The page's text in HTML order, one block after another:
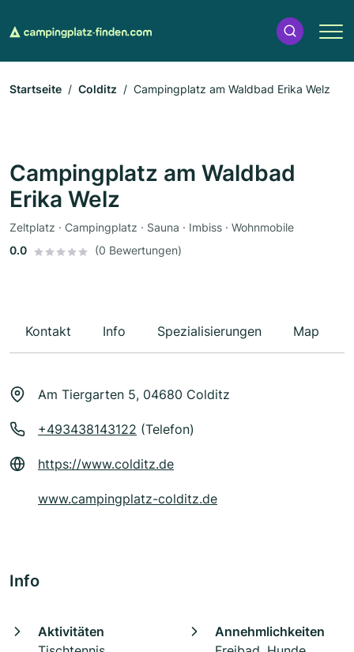
Startseite Colditz Campingplatz am Waldbad Erika Welz
Campingplatz am Waldbad
Erika Welz
Zeltplatz · Campingplatz · Sauna · Imbiss · Wohnmobile
0.0
(0 Bewertungen)
Kontakt Info Spezialisierungen Map
Am Tiergarten 5, 04680 Colditz
+493438143122 (Telefon)
https://www.colditz.de
www.campingplatz-colditz.de
Info
Aktivitäten
Annehmlichkeiten